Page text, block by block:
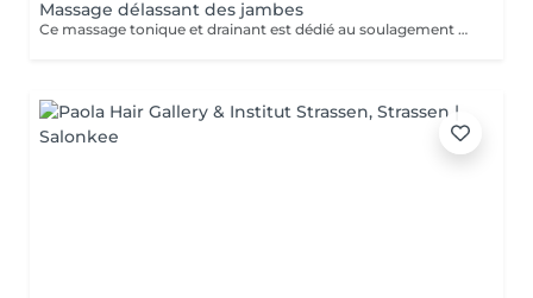
Massage délassant des jambes
Ce massage tonique et drainant est dédié au soulagement des jambes fatiguées. Vous retrouvez des jambes fraîches et légères pour une sensation de détente totale.